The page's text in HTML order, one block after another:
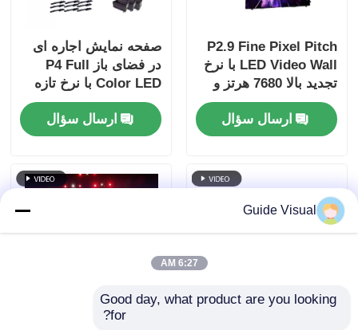
P2.9 Fine Pixel Pitch
LED Video Wall با نرخ
تجدید بالا 7680 هرتز و
پشتیبانی دوگانه قدرت و
سیگنال برای رویدادهای
صحنه
ارسال سؤال
صفحه نمایش اجاره ای
در فضای باز P4 Full
Color LED با نرخ تازه
سازی 7680 هرتز و IP65
ضد آب برای صفحه
نمایش دیواری ویدیوی
ارسال سؤال
Guide Visual
6:27 AM
Good day, what product are you looking
for?